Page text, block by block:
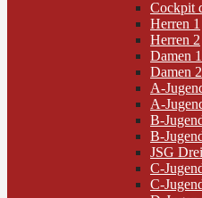
Cockpit
Herren 1
Herren 2
Damen 1
Damen 2
A-
A-
B-
B-
JSG
C-
C-